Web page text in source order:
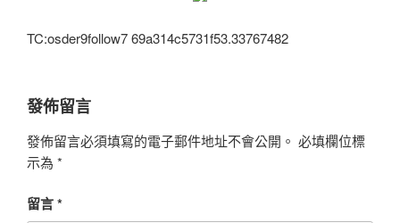
TC:osder9follow7 69a314c5731f53.33767482
發佈留言
發佈留言必須填寫的電子郵件地址不會公開。 必填欄位標
示為 *
留言*